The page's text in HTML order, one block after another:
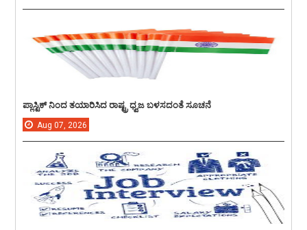
ಪ್ಲಾಸ್ಟಿಕ್ ನಿಂದ ತಯಾರಿಸಿದ ರಾಷ್ಟ್ರ ಧ್ವಜ ಬಳಸದಂತೆ ಸೂಚನೆ
Aug 07, 2026